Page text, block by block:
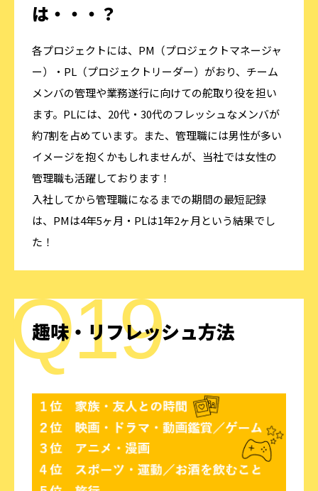
は・・・？
各プロジェクトには、PM（プロジェクトマネージャ
ー）・PL（プロジェクトリーダー）がおり、チーム
メンバの管理や業務遂行に向けての舵取り役を担い
ます。PLには、20代・30代のフレッシュなメンバが
約7割を占めています。また、管理職には男性が多い
イメージを抱くかもしれませんが、当社では女性の
管理職も活躍しております！
入社してから管理職になるまでの期間の最短記録
は、PMは4年5ヶ月・PLは1年2ヶ月という結果でし
た！
趣味・リフレッシュ方法